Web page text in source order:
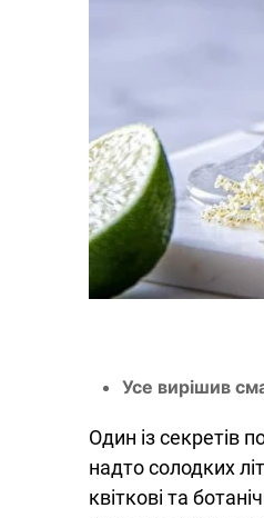
Усе вирішив
Один із секретів
надто солодких
квіткові та